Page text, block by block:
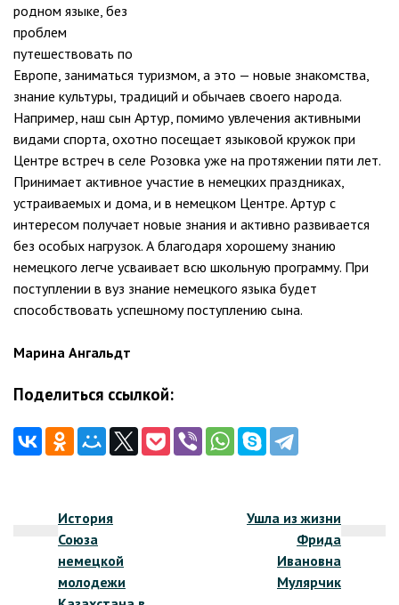
родном языке, без
проблем
путешествовать по
Европе, заниматься туризмом, а это — новые знакомства,
знание культуры, традиций и обычаев своего народа.
Например, наш сын Артур, помимо увлечения активными
видами спорта, охотно посещает языковой кружок при
Центре встреч в селе Розовка уже на протяжении пяти лет.
Принимает активное участие в немецких праздниках,
устраиваемых и дома, и в немецком Центре. Артур с
интересом получает новые знания и активно развивается
без особых нагрузок. А благодаря хорошему знанию
немецкого легче усваивает всю школьную программу. При
поступлении в вуз знание немецкого языка будет
способствовать успешному поступлению сына.
Марина Ангальдт
Поделиться ссылкой:
записям
История
Союза
немецкой
молодежи
Ушла из жизни
Фрида
Ивановна
Мулярчик